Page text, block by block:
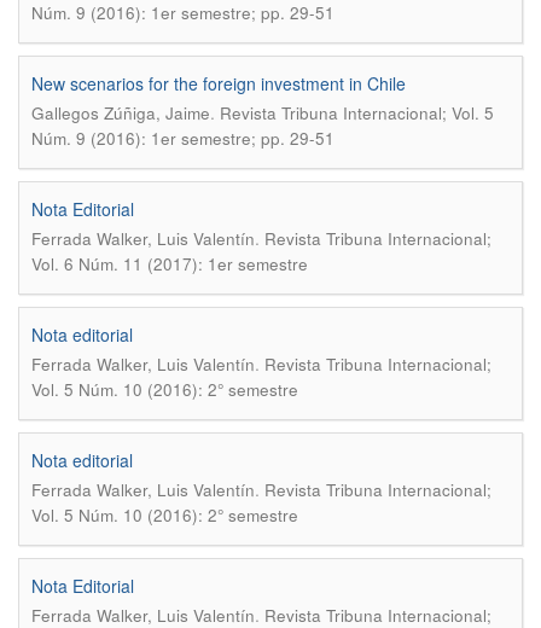
Núm. 9 (2016): 1er semestre; pp. 29-51
New scenarios for the foreign investment in Chile
Gallegos Zúñiga, Jaime. Revista Tribuna Internacional; Vol. 5
Núm. 9 (2016): 1er semestre; pp. 29-51
Nota Editorial
Ferrada Walker, Luis Valentín. Revista Tribuna Internacional;
Vol. 6 Núm. 11 (2017): 1er semestre
Nota editorial
Ferrada Walker, Luis Valentín. Revista Tribuna Internacional;
Vol. 5 Núm. 10 (2016): 2° semestre
Nota editorial
Ferrada Walker, Luis Valentín. Revista Tribuna Internacional;
Vol. 5 Núm. 10 (2016): 2° semestre
Nota Editorial
Ferrada Walker, Luis Valentín. Revista Tribuna Internacional;